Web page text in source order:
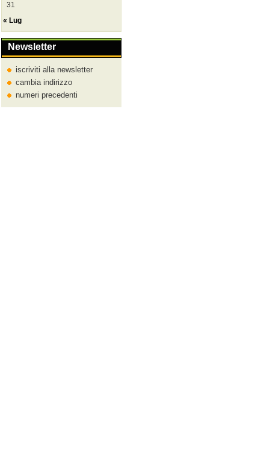
« Lug
31
Newsletter
iscriviti alla newsletter
cambia indirizzo
numeri precedenti